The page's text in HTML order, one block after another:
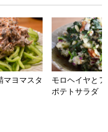
マヨマスタ
モロヘイヤと
ポテトサラダ